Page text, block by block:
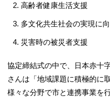
高齢者健康生活支援
多文化共生社会の実現に
災害時の被災者支援
協定締結式の中で、日本赤十
さんは「地域課題に積極的に
様々な分野で市と連携事業を